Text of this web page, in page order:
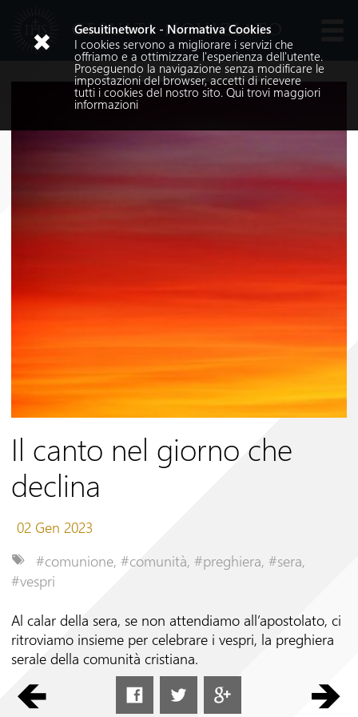
GESUITI NOVIZIATO
Il canto nel giorno che
declina
02 Gen 2023
#comunione, #comunità, #preghiera, #sera,
#vespri
Al calar della sera, se non attendiamo all’apostolato, ci
ritroviamo insieme per celebrare i vespri, la preghiera
serale della comunità cristiana.
Preghiamo per le nostre famiglie, per i nostri amici, per
Lingue
Cerca nel sito
Cerca
Seguici su
Gesuitinetwork - Normativa Cookies
I cookies servono a migliorare i servizi che
offriamo e a ottimizzare l'esperienza dell'utente.
Proseguendo la navigazione senza modificare le
impostazioni del browser, accetti di ricevere
tutti i cookies del nostro sito. Quitrovi maggiori
informazioni